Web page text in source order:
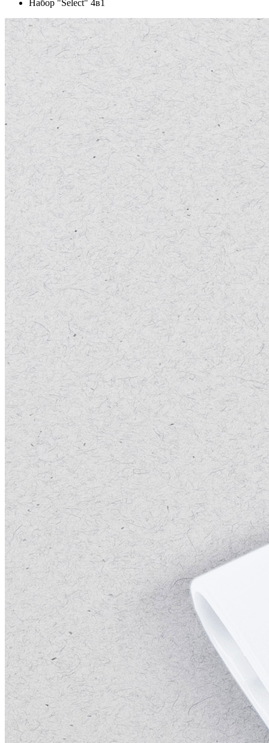
Набор "Select" 4в1